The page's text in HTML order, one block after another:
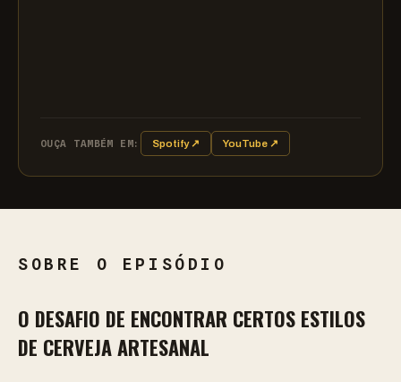
OUÇA TAMBÉM EM: Spotify ↗ YouTube ↗
SOBRE O EPISÓDIO
O DESAFIO DE ENCONTRAR CERTOS ESTILOS
DE CERVEJA ARTESANAL